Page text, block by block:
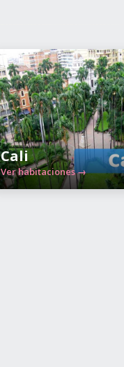
Cali
Ver habitaciones →